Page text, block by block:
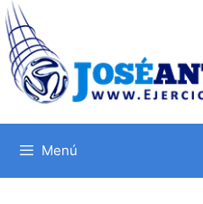
Saltar
al
contenido
Menú